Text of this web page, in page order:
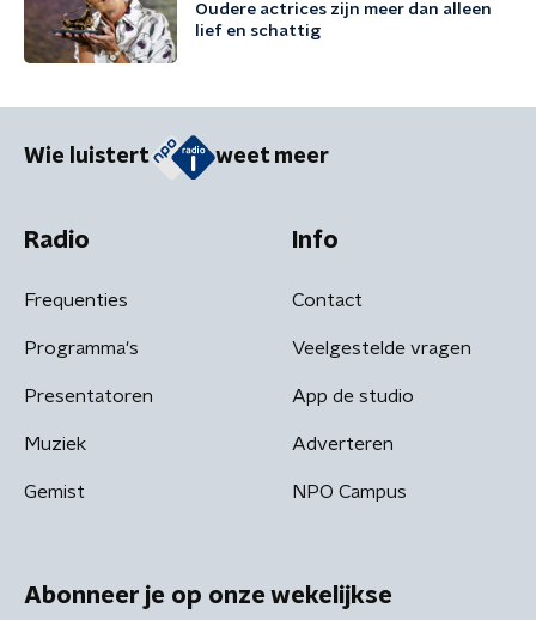
Oudere actrices zijn meer dan alleen
lief en schattig
Wie luistert weet meer
Radio
Frequenties
Programma's
Presentatoren
Muziek
Gemist
Info
Contact
Veelgestelde vragen
App de studio
Adverteren
NPO Campus
Abonneer je op onze wekelijkse